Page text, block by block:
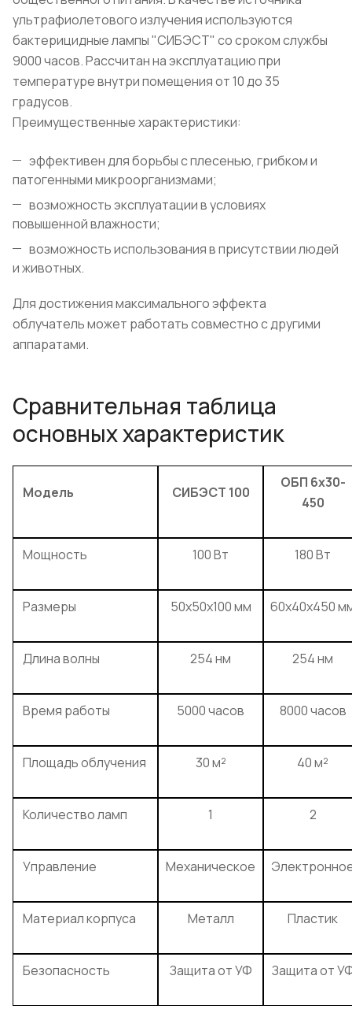
ультрафиолетового излучения используются
бактерицидные лампы "СИБЭСТ" со сроком службы
9000 часов. Рассчитан на эксплуатацию при
температуре внутри помещения от 10 до 35
градусов.
Преимущественные характеристики:
эффективен для борьбы с плесенью, грибком и
патогенными микроорганизмами;
возможность эксплуатации в условиях
повышенной влажности;
возможность использования в присутствии людей
и животных.
Для достижения максимального эффекта
облучатель может работать совместно с другими
аппаратами.
Сравнительная таблица
основных характеристик
Модель СИБЭСТ 100
ОБП 6х30-
450
Мощность 100 Вт 180 Вт
Размеры 50x50x100 мм 60x40x450
Длина волны 254 нм 254 нм
Время работы 5000 часов 8000 часов
Площадь облучения 30 м² 40 м²
Количество ламп 1 2
Управление Механическое
Материал корпуса Металл Пластик
Безопасность Защита от УФ Защита от